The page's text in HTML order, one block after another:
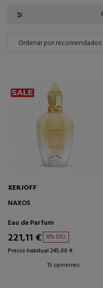
XERJOFF
NAXOS
Eau de Parfum
221,11 € 10% DTO.
Precio habitual 245,00 €
15 opiniones